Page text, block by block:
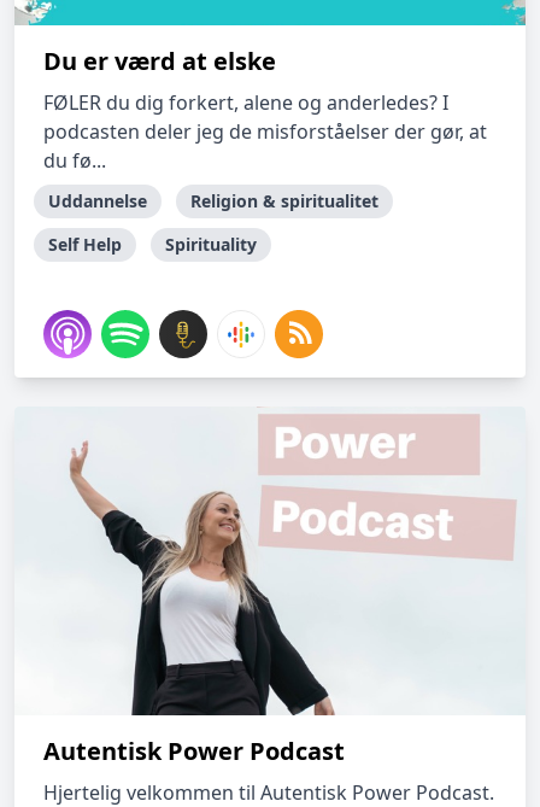
Du er værd at elske
FØLER du dig forkert, alene og anderledes? I
podcasten deler jeg de misforståelser der gør, at
du fø...
Uddannelse
Religion & spiritualitet
Self Help
Spirituality
Autentisk Power Podcast
Hjertelig velkommen til Autentisk Power Podcast.